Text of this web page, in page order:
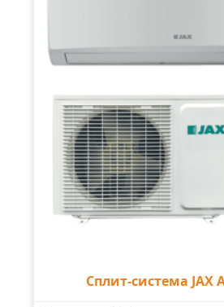
Сплит-система JAX